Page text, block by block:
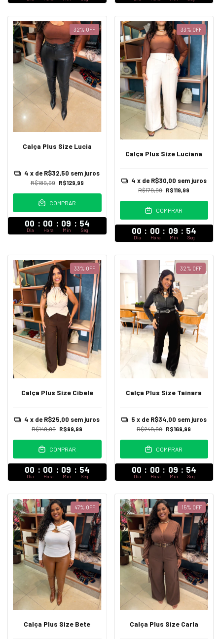
32% OFF
Calça Plus Size Lucia
R$189,99 R$129,99
4 x de R$32,50 sem juros
COMPRAR
00 : 00 : 09 : 52
Dia Hora Min Seg
33% OFF
Calça Plus Size Luciana
R$179,99 R$119,99
4 x de R$30,00 sem juros
COMPRAR
00 : 00 : 09 : 52
Dia Hora Min Seg
33% OFF
Calça Plus Size Cibele
R$149,99 R$99,99
4 x de R$25,00 sem juros
COMPRAR
00 : 00 : 09 : 52
Dia Hora Min Seg
32% OFF
Calça Plus Size Tainara
R$249,99 R$169,99
5 x de R$34,00 sem juros
COMPRAR
00 : 00 : 09 : 52
Dia Hora Min Seg
47% OFF
Calça Plus Size Bete
15% OFF
Calça Plus Size Carla